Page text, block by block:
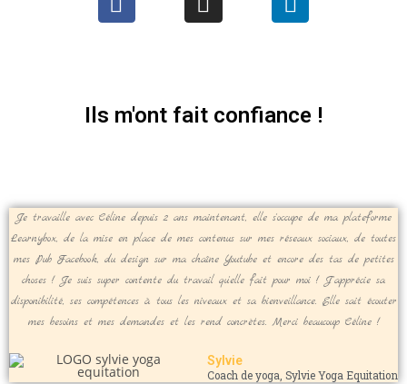
Ils m'ont fait confiance !
Je travaille avec Céline depuis 2 ans maintenant, elle s'occupe de ma plateforme
Learnybox, de la mise en place de mes contenus sur mes réseaux sociaux, de toutes
mes Pub Facebook, du design sur ma chaîne Youtube et encore des tas de petites
choses ! Je suis super contente du travail qu'elle fait pour moi ! J'apprécie sa
disponibilité, ses compétences à tous les niveaux et sa bienveillance. Elle sait écouter
mes besoins et mes demandes et les rend concrètes. Merci beaucoup Céline !
Sylvie
Coach de yoga, Sylvie Yoga Equitation